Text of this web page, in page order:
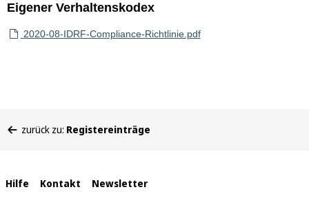
Eigener Verhaltenskodex
2020-08-IDRF-Compliance-Richtlinie.pdf
befinden
zurück zu: Registereinträge
Interne
Hilfe Kontakt Newsletter